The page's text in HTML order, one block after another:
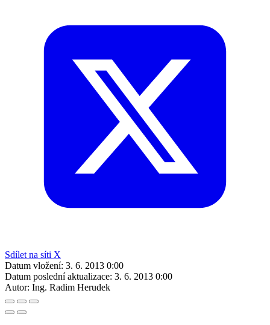
Sdílet na síti X
Datum vložení: 3. 6. 2013 0:00
Datum poslední aktualizace: 3. 6. 2013 0:00
Autor: Ing. Radim Herudek